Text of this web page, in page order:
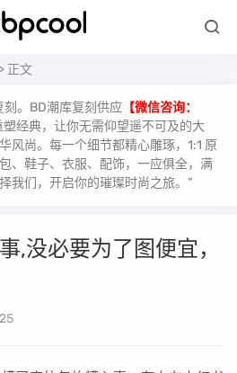
> 正文
刻。BD潮库复刻供应 【微信咨询：
塑经典，让你无需仰望遥不可及的大
风尚。每一个细节都精心雕琢，1:1 原
、鞋子、衣服、配饰，一应俱全，满
我们，开启你的璀璨时尚之旅。”
,没必要为了图便宜，